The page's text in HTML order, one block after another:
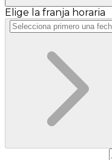
Elige la franja horaria